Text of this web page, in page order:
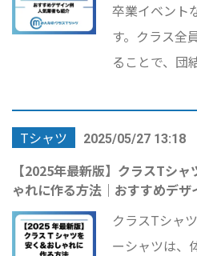
卒業イベント
す。クラス全
ることで、団
この記事では
ン」 「クラT
ーシャツ 安
おすすめ」 な
ードを意識し
るコツやコス
Tシャツ 2025/05/27 13:18
【2025年最新版】クラスTシ
ゃれに作る方法｜おすすめデ
クラスTシャ
ーシャツは、